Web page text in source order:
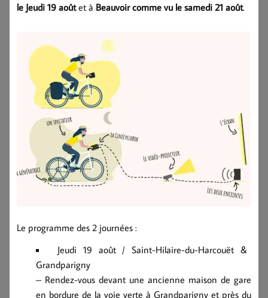
le Jeudi 19 aoûtet à Beauvoir comme vu le samedi 21 août.
Le programme des 2 journées :
Jeudi 19 août / Saint-Hilaire-du-Harcouët &
Grandparigny
– Rendez-vous devant une ancienne maison de gare
en bordure de la voie verte à Grandparigny et près du